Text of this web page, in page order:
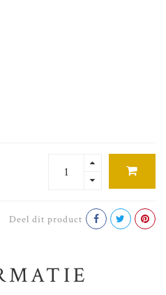
Deel dit product